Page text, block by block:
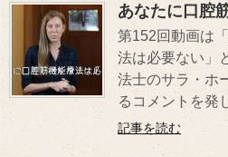
あなたに口腔
第152回動画は
法は必要ない」
法士のサラ・ホ
るコメントを発
記事を読む